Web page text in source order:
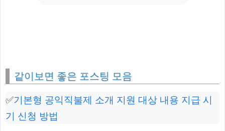
같이보면 좋은 포스팅 모음
✅기본형 공익직불제 소개 지원 대상 내용 지급 시
기 신청 방법